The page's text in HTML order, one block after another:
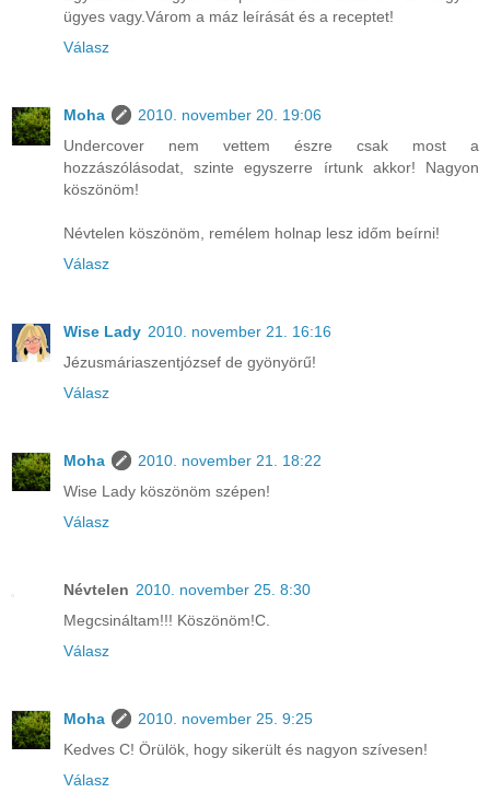
ügyes vagy.Várom a máz leírását és a receptet!
Válasz
Moha
2010. november 20. 19:06
Undercover nem vettem észre csak most a
hozzászólásodat, szinte egyszerre írtunk akkor! Nagyon
köszönöm!
Névtelen köszönöm, remélem holnap lesz időm beírni!
Válasz
Wise Lady 2010. november 21. 16:16
Jézusmáriaszentjózsef de gyönyörű!
Válasz
Moha
2010. november 21. 18:22
Wise Lady köszönöm szépen!
Válasz
Névtelen 2010. november 25. 8:30
Megcsináltam!!! Köszönöm!C.
Válasz
Moha
2010. november 25. 9:25
Kedves C! Örülök, hogy sikerült és nagyon szívesen!
Válasz